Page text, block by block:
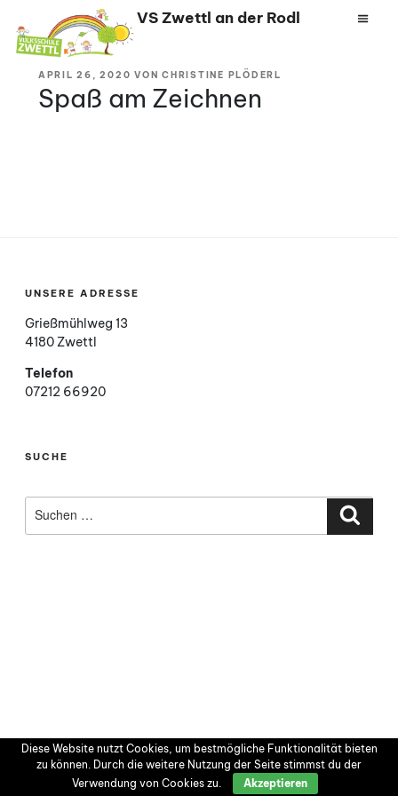
Inhalt
springen
VS Zwettl an der Rodl
VERÖFFENTLICHT
APRIL 26, 2020 VONCHRISTINE PLÖDERL
Spaß am Zeichnen
UNSERE ADRESSE
Grießmühlweg 13
4180 Zwettl
Telefon
07212 66920
SUCHE
Suchen
nach:
Diese Website nutzt Cookies, um bestmögliche Funktionalität bieten
zu können. Durch die weitere Nutzung der Seite stimmst du der
Verwendung von Cookies zu.
Akzeptieren